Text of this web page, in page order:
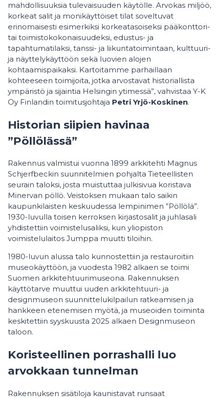
mahdollisuuksia tulevaisuuden käytölle. Arvokas miljöö,
korkeat salit ja monikäyttöiset tilat soveltuvat
erinomaisesti esimerkiksi korkeatasoiseksi pääkonttori-
tai toimistokokonaisuudeksi, edustus- ja
tapahtumatilaksi, tanssi- ja liikuntatoimintaan, kulttuuri-
ja näyttelykäyttöön sekä luovien alojen
kohtaamispaikaksi. Kartoitamme parhaillaan
kohteeseen toimijoita, jotka arvostavat historiallista
ympäristö ja sijaintia Helsingin ytimessä”, vahvistaa Y-K
Oy Finlandin toimitusjohtaja Petri Yrjö-Koskinen.
Historian siipien havinaa
”Pöllölässä”
Rakennus valmistui vuonna 1899 arkkitehti Magnus
Schjerfbeckin suunnitelmien pohjalta Tieteellisten
seurain taloksi, josta muistuttaa julkisivua koristava
Minervan pöllö. Veistoksen mukaan talo saikin
kaupunkilaisten keskuudessa lempinimen ”Pöllölä”.
1930-luvulla toisen kerroksen kirjastosalit ja juhlasali
yhdistettiin voimistelusaliksi, kun yliopiston
voimistelulaitos Jumppa muutti tiloihin.
1980-luvun alussa talo kunnostettiin ja restauroitiin
museokäyttöön, ja vuodesta 1982 alkaen se toimi
Suomen arkkitehtuurimuseona. Rakennuksen
käyttötarve muuttui uuden arkkitehtuuri- ja
designmuseon suunnittelukilpailun ratkeamisen ja
hankkeen etenemisen myötä, ja museoiden toiminta
keskitettiin syyskuusta 2025 alkaen Designmuseon
taloon.
Koristeellinen porrashalli luo
arvokkaan tunnelman
Rakennuksen sisätiloja kaunistavat runsaat